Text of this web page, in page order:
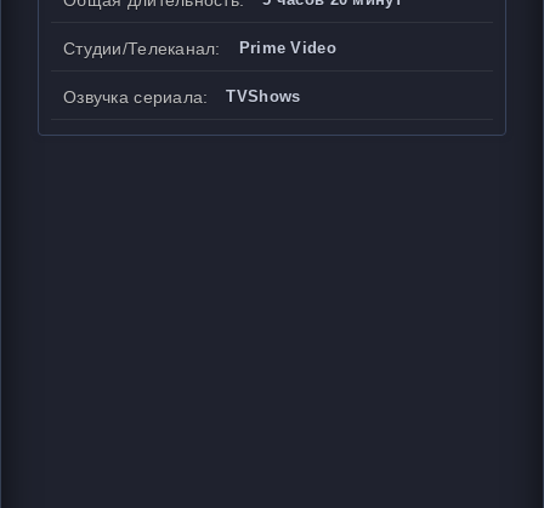
Студии/Телеканал: Prime Video
Озвучка сериала: TVShows